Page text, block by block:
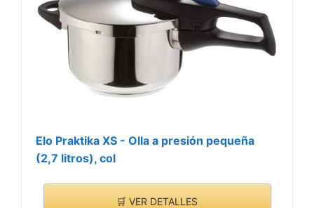
de presión residual y
viene fabricada en
Alemania, ofreciendo una
buena calidad y niveles
de seguridad
indicador de cocción, que
además se desmonta
para fácilitar la limpieza
CARACTERÍSTICAS
>
Elo Praktika XS - Olla a presión pequeña
(2,7 litros), col
🛒 VER DETALLES